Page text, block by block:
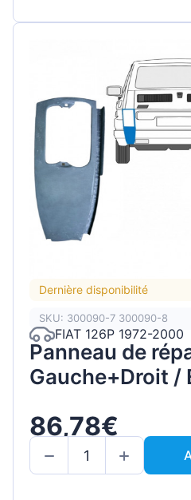
Dernière disponibilité
SKU: 300090-7 300090-8
FIAT 126P 1972-2000
Panneau de
Gauche+Droit /
86,78€